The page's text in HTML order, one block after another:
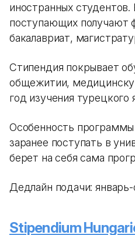
иностранных
поступающих получают
бакалавриат,
Стипендия покрывает
общежитии,
год изучения турецкого
Особенность
заранее поступать в
берет на себя сама
Дедлайн подачи: январь-
Stipendium